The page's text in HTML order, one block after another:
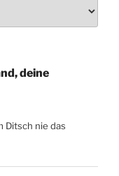
deine
Ditsch nie das